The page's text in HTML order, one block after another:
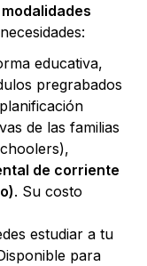
educativa,
pregrabados
de las familias
de corriente
. Su costo
estudiar a tu
para